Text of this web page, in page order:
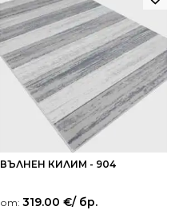
ВЪЛНЕН КИЛИМ - 904
от: 319.00 €/ бр.